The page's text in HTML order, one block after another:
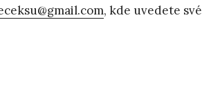
, kde uvedete své